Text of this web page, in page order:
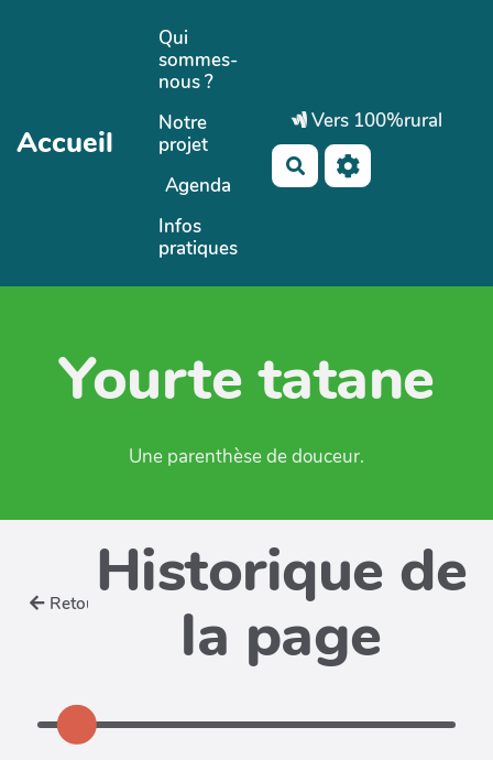
Aller au contenu principal
Accueil
Qui
sommes-
nous ?
Notre
projet
Agenda
Infos
pratiques
Vers 100%rural
Rechercher
Yourte tatane
Une parenthèse de douceur.
Retour Historique de
la page